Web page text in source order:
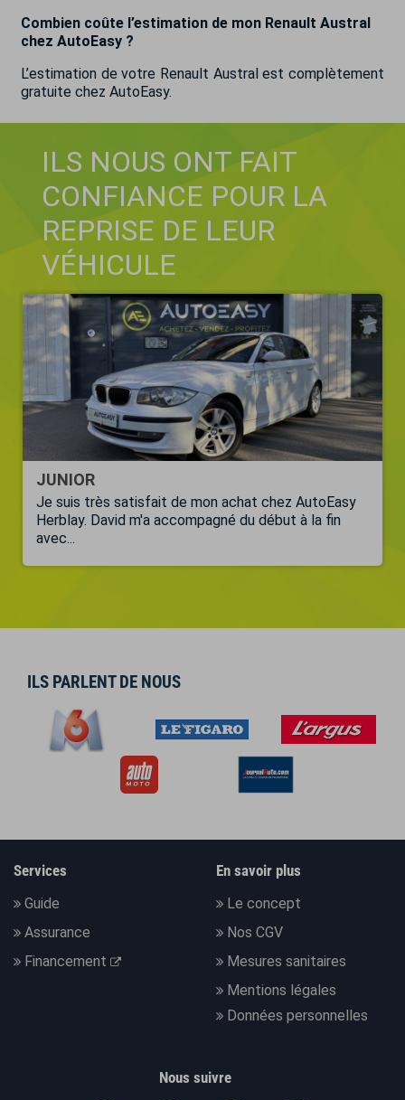
Combien coûte l’estimation de mon Renault Austral
chez AutoEasy ?
L’estimation de votre Renault Austral est complètement
gratuite chez AutoEasy.
ILS NOUS ONT FAIT
CONFIANCE POUR LA
REPRISE DE LEUR
VÉHICULE
JUNIOR
Je suis très satisfait de mon achat chez AutoEasy
Herblay. David m'a accompagné du début à la fin
avec...
ILS PARLENT DE NOUS
Services
Guide
Assurance
Financement
En savoir plus
Le concept
Nos CGV
Mesures sanitaires
Mentions légales
Données personnelles
Nous suivre